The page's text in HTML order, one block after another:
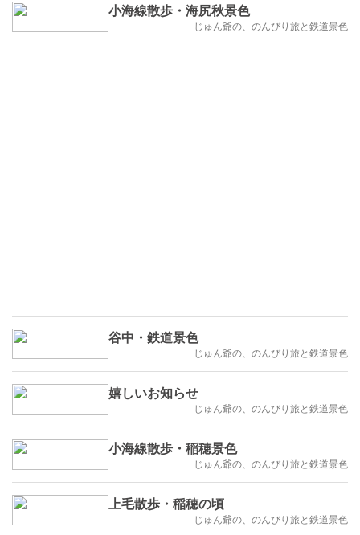
小海線散歩・海尻秋景色
じゅん爺の、のんびり旅と鉄道景色
谷中・鉄道景色
じゅん爺の、のんびり旅と鉄道景色
嬉しいお知らせ
じゅん爺の、のんびり旅と鉄道景色
小海線散歩・稲穂景色
じゅん爺の、のんびり旅と鉄道景色
上毛散歩・稲穂の頃
じゅん爺の、のんびり旅と鉄道景色